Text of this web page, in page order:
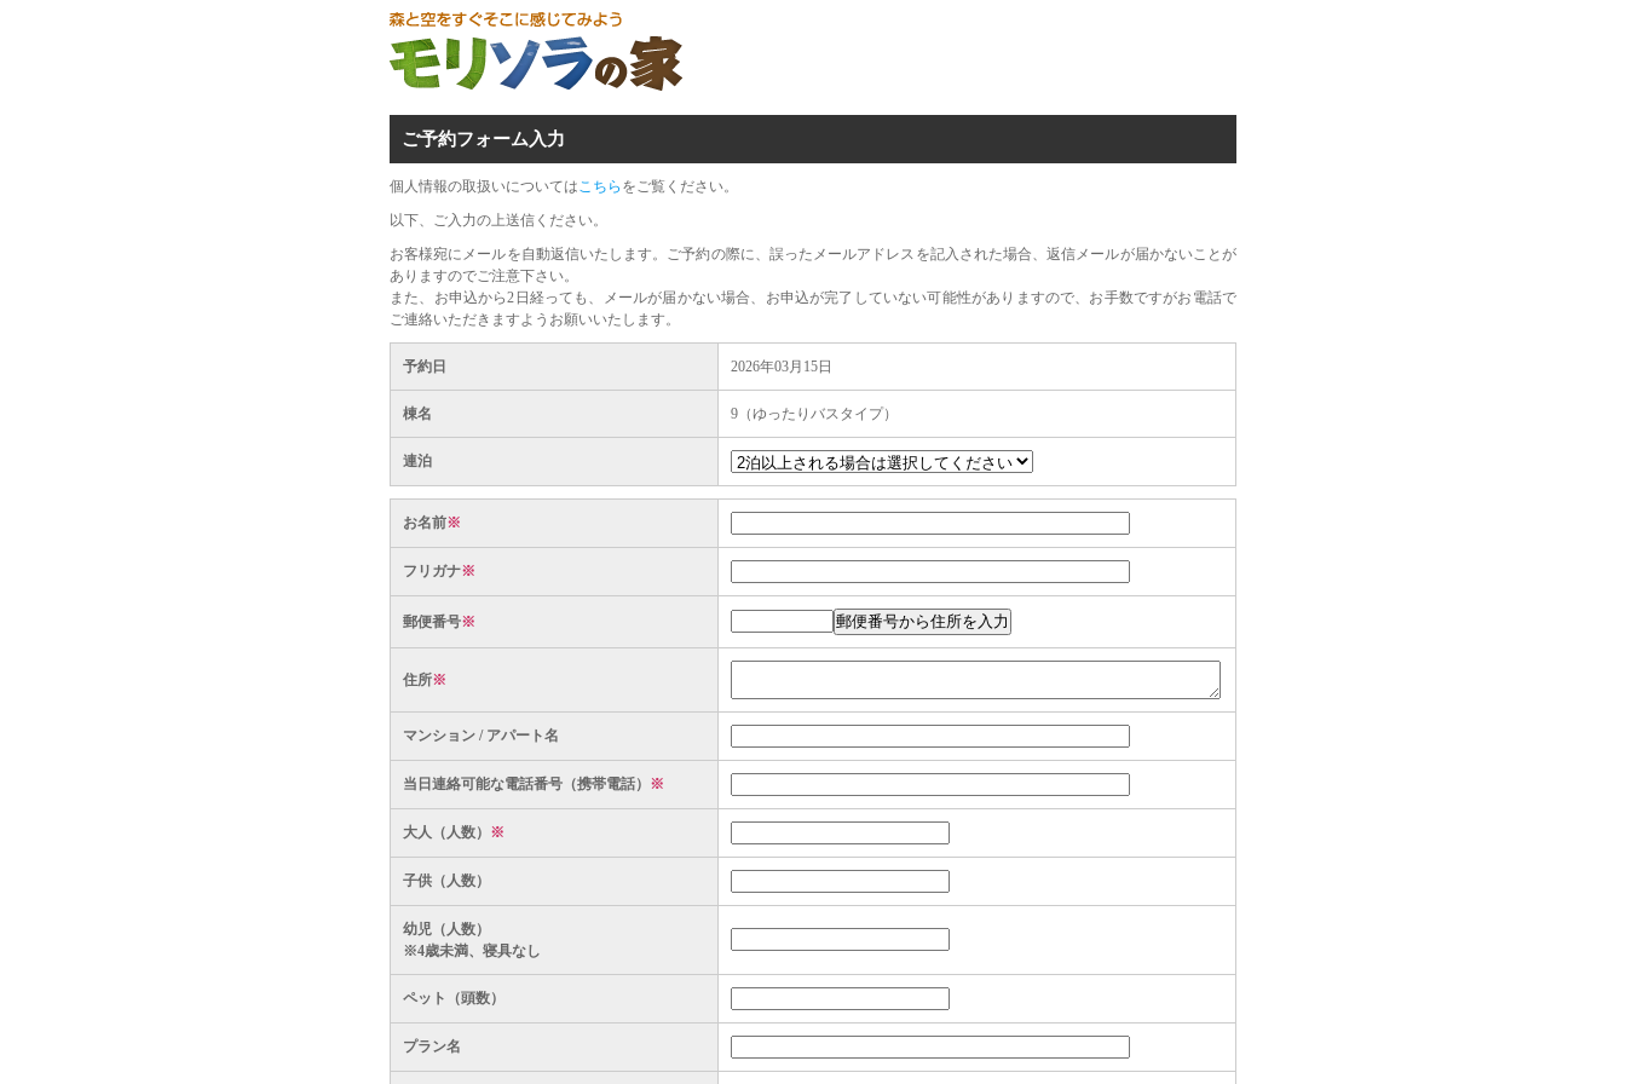
ご予約フォーム入力
個人情報の取扱いについてはこちら をご覧ください。
以下、ご入力の上送信ください。
お客様宛にメールを自動返信いたします。ご予約の際に、誤ったメールアドレスを記入された場合、返信メールが届かないことが
ありますのでご注意下さい。
また、お申込から2日経っても、メールが届かない場合、お申込が完了していない可能性がありますので、お手数ですがお電話で
ご連絡いただきますようお願いいたします。
予約日 2026年03月15日
棟名 9（ゆったりバスタイプ）
連泊
お名前※
フリガナ※
郵便番号※
住所※
マンション / アパート名
当日連絡可能な電話番号（携帯電話） ※
大人（人数） ※
子供（人数）
幼児（人数）
※4歳未満、寝具なし
ペット（頭数）
プラン名